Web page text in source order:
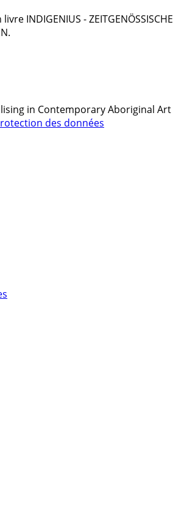
INDIGENIUS - ZEITGENÖSSISCHE
in Contemporary Aboriginal Art
des données